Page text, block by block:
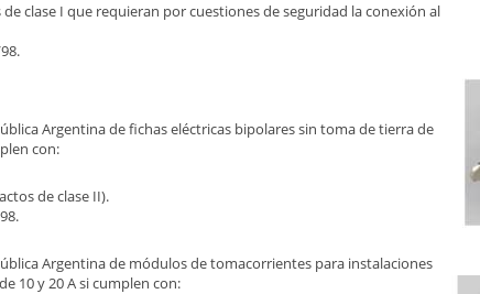
clase I que requieran por cuestiones de seguridad la conexión al
Argentina de fichas eléctricas bipolares sin toma de tierra de
con:
de clase II).
Argentina de módulos de tomacorrientes para instalaciones
10 y 20 A si cumplen con: